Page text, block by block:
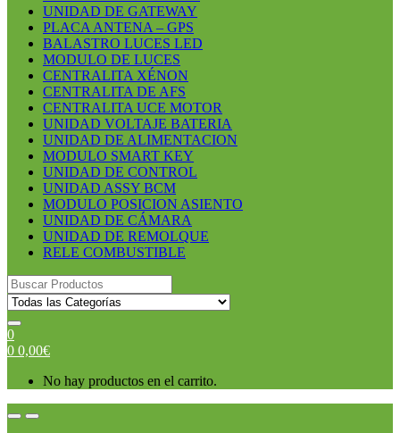
UNIDAD DE GATEWAY
PLACA ANTENA – GPS
BALASTRO LUCES LED
MODULO DE LUCES
CENTRALITA XÉNON
CENTRALITA DE AFS
CENTRALITA UCE MOTOR
UNIDAD VOLTAJE BATERIA
UNIDAD DE ALIMENTACION
MODULO SMART KEY
UNIDAD DE CONTROL
UNIDAD ASSY BCM
MODULO POSICION ASIENTO
UNIDAD DE CÁMARA
UNIDAD DE REMOLQUE
RELE COMBUSTIBLE
Search
for:
0
0 0,00€
No hay productos en el carrito.
OpenClose